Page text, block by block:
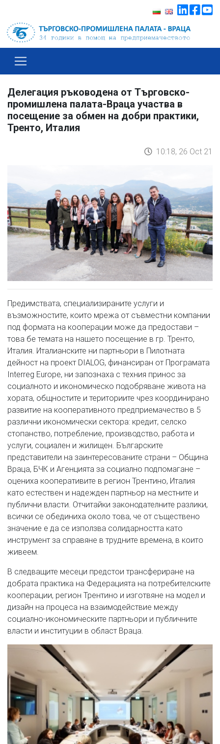
Делегация ръководена от Търговско-
промишлена палата-Враца участва в
посещение за обмен на добри практики,
Тренто, Италия
10:18, 26 Oct 21
Предимствата, специализираните услуги и
възможностите, които мрежа от съвместни компании
под формата на кооперации може да предостави –
това бе темата на нашето посещение в гр. Тренто,
Италия. Италианските ни партньори в Пилотната
дейност на проект DIALOG, финансиран от Програмата
Interreg Europe, ни запознаха с техния принос за
социалното и икономическо подобряване живота на
хората, общностите и териториите чрез координирано
развитие на кооперативното предприемачество в 5
различни икономически сектора: кредит, селско
стопанство, потребление, производство, работа и
услуги, социален и жилищен. Българските
представители на заинтересованите страни – Община
Враца, БЧК и Агенцията за социално подпомагане –
оцениха кооперативите в регион Трентино, Италия
като естествен и надежден партньор на местните и
публични власти. Отчитайки законодателните разлики,
всички се обединиха около това, че от съществено
значение е да се използва солидарността като
инструмент за справяне в трудните времена, в които
живеем.
В следващите месеци предстои трансфериране на
добрата практика на Федерацията на потребителските
кооперации, регион Трентино и изготвяне на модел и
дизайн на процеса на взаимодействие между
социално-икономическите партньори и публичните
власти и институции в област Враца.